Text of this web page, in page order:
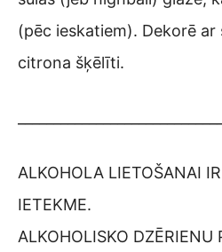
(pēc ieskatiem). Dekorē ar
citrona šķēlīti.
ALKOHOLA LIETOŠANAI
IETEKME.
ALKOHOLISKO DZĒRIENU